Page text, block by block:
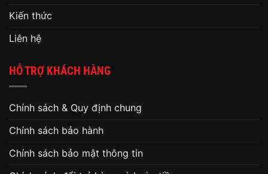
Kiến thức
Liên hệ
HỖ TRỢ KHÁCH HÀNG
Chính sách & Quy định chung
Chính sách bảo hành
Chính sách bảo mật thông tin